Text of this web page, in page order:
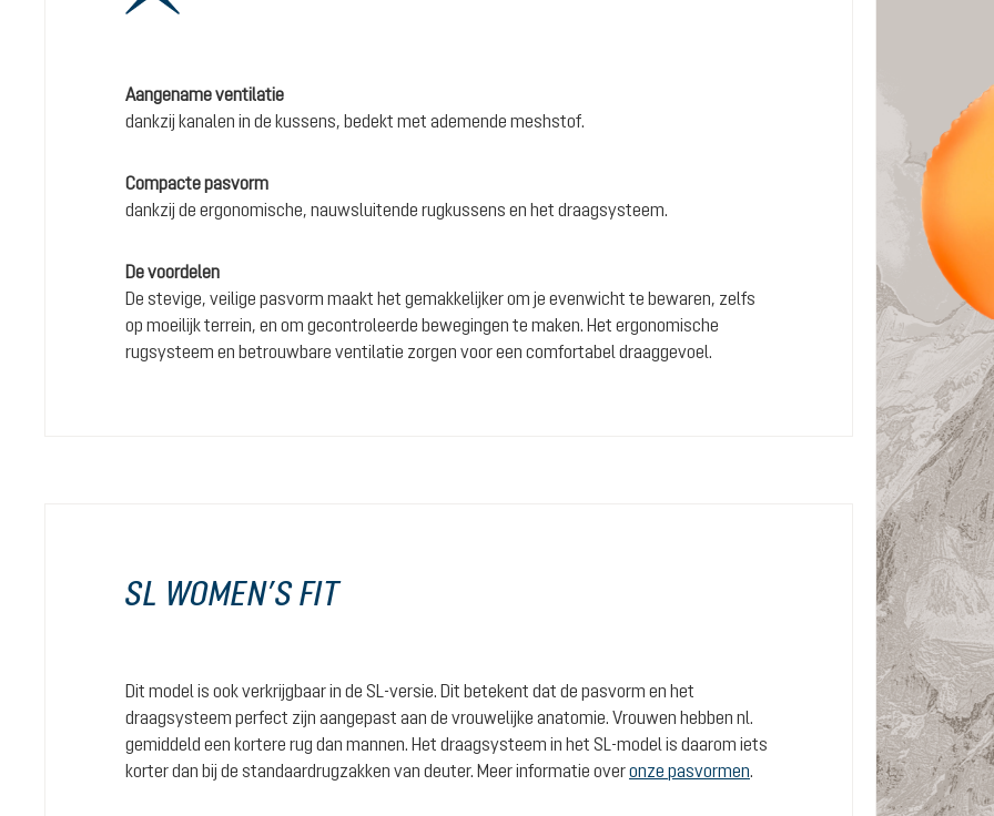
Aangename ventilatie
dankzij kanalen in de kussens, bedekt met ademende meshstof.
Compacte pasvorm
dankzij de ergonomische, nauwsluitende rugkussens en het draagsysteem.
De voordelen
De stevige, veilige pasvorm maakt het gemakkelijker om je evenwicht te bewaren, zelfs
op moeilijk terrein, en om gecontroleerde bewegingen te maken. Het ergonomische
rugsysteem en betrouwbare ventilatie zorgen voor een comfortabel draaggevoel.
SL WOMEN’S FIT
Dit model is ook verkrijgbaar in de SL-versie. Dit betekent dat de pasvorm en het
draagsysteem perfect zijn aangepast aan de vrouwelijke anatomie. Vrouwen hebben nl.
gemiddeld een kortere rug dan mannen. Het draagsysteem in het SL-model is daarom iets
korter dan bij de standaardrugzakken van deuter. Meer informatie overonze pasvormen.